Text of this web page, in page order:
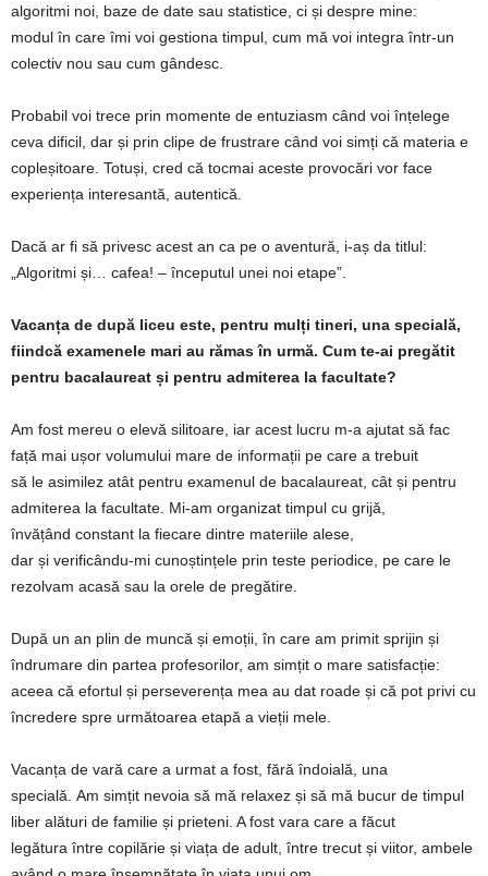
algoritmi noi, baze de date sau statistice, ci și despre mine:
modul în care îmi voi gestiona timpul, cum mă voi integra într-un
colectiv nou sau cum gândesc.
Probabil voi trece prin momente de entuziasm când voi înțelege
ceva dificil, dar și prin clipe de frustrare când voi simți că materia e
copleșitoare. Totuși, cred că tocmai aceste provocări vor face
experiența interesantă, autentică.
Dacă ar fi să privesc acest an ca pe o aventură, i-aș da titlul:
„Algoritmi și… cafea! – începutul unei noi etape”.
Vacanța de după liceu este, pentru mulți tineri, una specială,
fiindcă examenele mari au rămas în urmă. Cum te-ai pregătit
pentru bacalaureat și pentru admiterea la facultate?
Am fost mereu o elevă silitoare, iar acest lucru m-a ajutat să fac
față mai ușor volumului mare de informații pe care a trebuit
să le asimilez atât pentru examenul de bacalaureat, cât și pentru
admiterea la facultate. Mi-am organizat timpul cu grijă,
învățând constant la fiecare dintre materiile alese,
dar și verificându-mi cunoștințele prin teste periodice, pe care le
rezolvam acasă sau la orele de pregătire.
După un an plin de muncă și emoții, în care am primit sprijin și
îndrumare din partea profesorilor, am simțit o mare satisfacție:
aceea că efortul și perseverența mea au dat roade și că pot privi cu
încredere spre următoarea etapă a vieții mele.
Vacanța de vară care a urmat a fost, fără îndoială, una
specială. Am simțit nevoia să mă relaxez și să mă bucur de timpul
liber alături de familie și prieteni. A fost vara care a făcut
legătura între copilărie și viața de adult, între trecut și viitor, ambele